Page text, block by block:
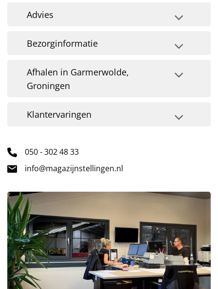
Advies
Bezorginformatie
Afhalen in Garmerwolde,
Groningen
Klantervaringen
050 - 302 48 33
info@magazijnstellingen.nl